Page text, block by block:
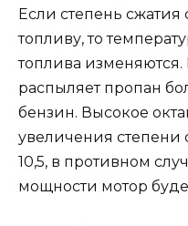
Если степень сжатия
топливу, то
топлива
распыляет пропан
бензин. Высокое
увеличения
10,5, в противном
мощности мотор